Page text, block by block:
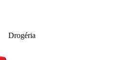
Drogéria